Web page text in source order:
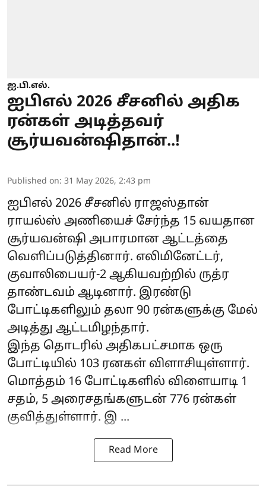
ஐ.பி.எல்.
ஐபிஎல் 2026 சீசனில் அதிக
ரன்கள் அடித்தவர்
சூர்யவன்ஷிதான்..!
Published on: 31 May 2026, 2:43 pm
ஐபிஎல் 2026 சீசனில் ராஜஸ்தான்
ராயல்ஸ் அணியைச் சேர்ந்த 15 வயதான
சூர்யவன்ஷி அபாரமான ஆட்டத்தை
வெளிப்படுத்தினார். எலிமினேட்டர்,
குவாலிபையர்-2 ஆகியவற்றில் ருத்ர
தாண்டவம் ஆடினார். இரண்டு
போட்டிகளிலும் தலா 90 ரன்களுக்கு மேல்
அடித்து ஆட்டமிழந்தார்.
இந்த தொடரில் அதிகபட்சமாக ஒரு
போட்டியில் 103 ரனகள் விளாசியுள்ளார்.
மொத்தம் 16 போட்டிகளில் விளையாடி 1
சதம், 5 அரைசதங்களுடன் 776 ரன்கள்
குவித்துள்ளார். இ ...
Read More